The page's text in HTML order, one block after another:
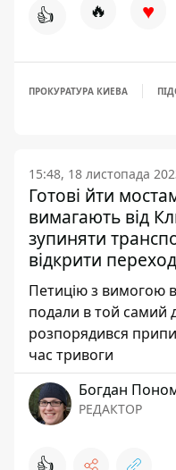
👍 🔥 ♥
ПРОКУРАТУРА КИЕВА
15:48, 18 листопада
Готові йти
вимагають від
зупиняти
відкрити
Петицію з вимогою
подали в той самий
розпорядився
час тривоги
Богдан
РЕДАКТОР
👍